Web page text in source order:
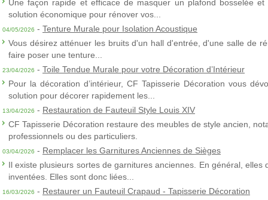
Une façon rapide et efficace de masquer un plafond bosselée
solution économique pour rénover vos...
04/05/2026 - Tenture Murale pour Isolation Acoustique
Vous désirez atténuer les bruits d'un hall d'entrée, d'une salle de
faire poser une tenture...
23/04/2026 - Toile Tendue Murale pour votre Décoration d’Intérieur
Pour la décoration d’intérieur, CF Tapisserie Décoration vous
solution pour décorer rapidement les...
13/04/2026 - Restauration de Fauteuil Style Louis XIV
CF Tapisserie Décoration restaure des meubles de style ancien,
professionnels ou des particuliers.
03/04/2026 - Remplacer les Garnitures Anciennes de Sièges
Il existe plusieurs sortes de garnitures anciennes. En général, elles
inventées. Elles sont donc liées...
16/03/2026 - Restaurer un Fauteuil Crapaud - Tapisserie Décoration